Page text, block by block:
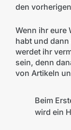
den
Wenn ihr eure
habt und
werdet ihr
sein, denn
von Artikeln
Beim
wird ein